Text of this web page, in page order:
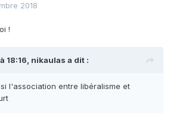
2018
!
18:16, nikaulas a dit :
l'association entre libéralisme et